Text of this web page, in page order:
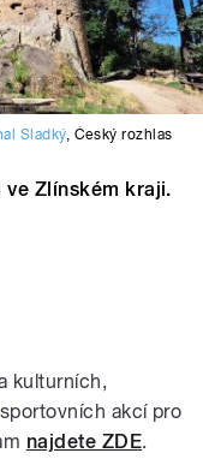
Sladký, Český rozhlas
ve Zlínském kraji.
kulturních,
akcí pro
najdete ZDE.